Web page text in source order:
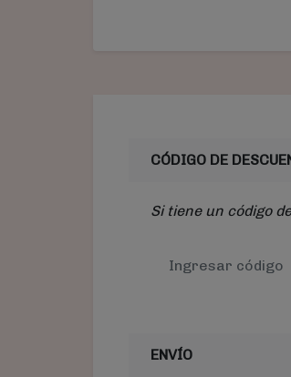
CÓDIGO DE
Si tiene un código
ENVÍO